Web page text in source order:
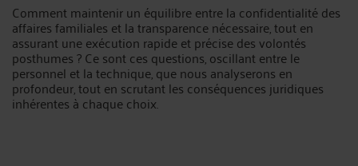
Comment maintenir un équilibre entre la confidentialité des
affaires familiales et la transparence nécessaire, tout en
assurant une exécution rapide et précise des volontés
posthumes ? Ce sont ces questions, oscillant entre le
personnel et la technique, que nous analyserons en
profondeur, tout en scrutant les conséquences juridiques
inhérentes à chaque choix.